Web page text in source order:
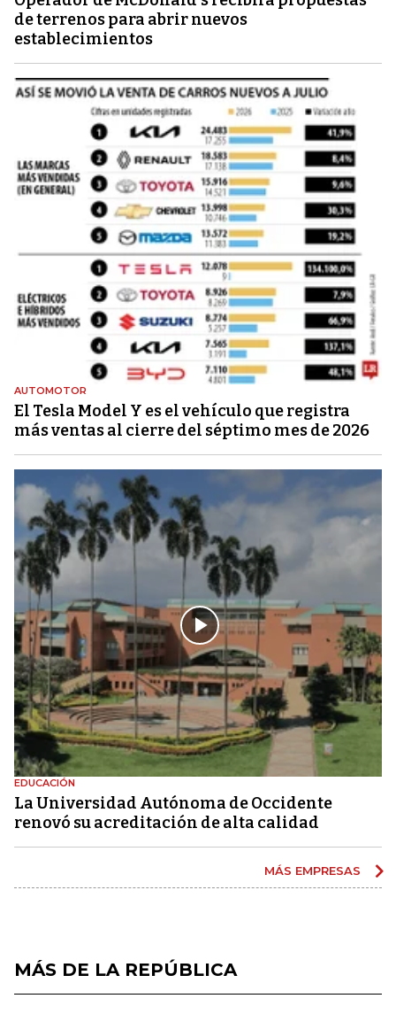
de terrenos para abrir nuevos
establecimientos
AUTOMOTOR
El Tesla Model Y es el vehículo que registra
más ventas al cierre del séptimo mes de 2026
EDUCACIÓN
La Universidad Autónoma de Occidente
renovó su acreditación de alta calidad
MÁS EMPRESAS
MÁS DE LA REPÚBLICA